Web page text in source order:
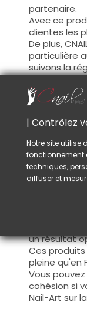
partenaire.
Avec ce
clientes les
De plus,
particulière
suivons la
Ceci pour
optimale.
Cette
manière
nécessaire
cohésion)
Ce produit
fermez le
appliquez
un résultat
Ces
pleine qu'en
Vous
cohésion si
Nail-Art sur
| Contrôlez
Notre site utilise
fonctionnement
techniques,
diffuser et